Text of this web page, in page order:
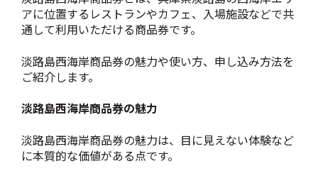
アに位置するレストランやカフェ、入場施設などで共
通して利用いただける商品券です。
淡路島西海岸商品券の魅力や使い方、申し込み方法を
ご紹介します。
淡路島西海岸商品券の魅力
淡路島西海岸商品券の魅力は、目に見えない体験など
に本質的な価値がある点です。